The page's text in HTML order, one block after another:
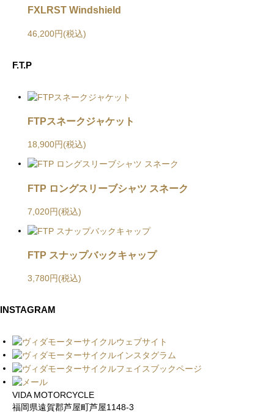
FXLRST Windshield
46,200円(税込)
F.T.P
FTPスネークジャケット
18,900円(税込)
FTP ロングスリーブシャツ スネーク
7,020円(税込)
FTP スナップバックキャップ
3,780円(税込)
INSTAGRAM
VIDA MOTORCYCLE
福岡県遠賀郡芦屋町芦屋1148-3